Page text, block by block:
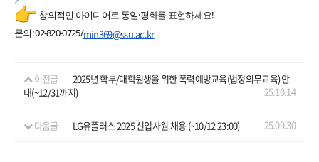
창의적인 아이디어로 통일·평화를 표현하세요!
문의: 02-820-0725/min369@ssu.ac.kr
이전글
2025년 학부/대학원생을 위한 폭력예방교육(법정의무교육) 안
내(~12/31까지)
25.10.14
다음글 LG유플러스 2025 신입사원 채용 (~10/12 23:00) 25.09.30